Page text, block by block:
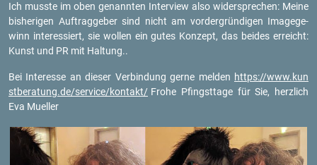
Ich muss­te im oben ge­nann­ten In­ter­view also wi­der­spre­chen: Meine
bis­he­ri­gen Auf­trag­ge­ber sind nicht am vor­der­grün­di­gen Image­ge­
winn in­ter­es­siert, sie wol­len ein gutes Kon­zept, das bei­des er­reicht:
Kunst und PR mit Hal­tung..
Bei In­ter­es­se an die­ser Ver­bin­dung gerne mel­den https://​www.​kun​
stbe​ratu​ng.​de/​service/​kontakt/ Frohe Pfingst­ta­ge für Sie, herz­lich
Eva Mu­el­ler